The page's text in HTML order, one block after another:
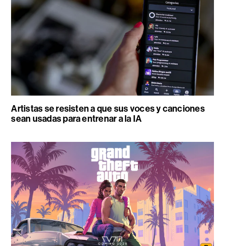
Artistas se resisten a que sus voces y canciones
sean usadas para entrenar a la IA